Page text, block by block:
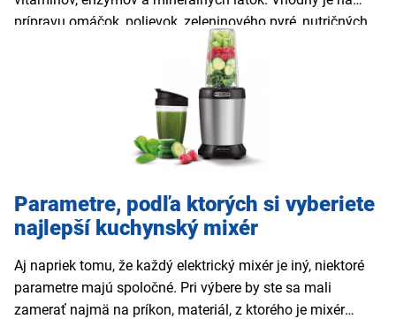
prípravu omáčok, polievok, zeleninového pyré, nutričných
kokteilov a mnohých ďalších. Zvláda tiež spracovať aj
orechy, semienka alebo rôzne obilniny. Najviac ho ocenia
priaznivci zdravého životného štýlu, vegáni, vegetariáni
alebo ľudia, ktorí skúšajú rôzne diéty.
Parametre, podľa ktorých si vyberiete
najlepší kuchynský mixér
Aj napriek tomu, že každý elektrický mixér je iný, niektoré
parametre majú spoločné. Pri výbere by ste sa mali
zamerať najmä na príkon, materiál, z ktorého je mixér